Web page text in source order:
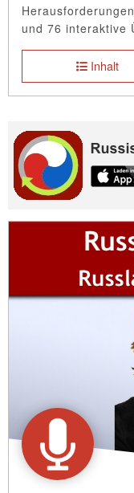
und 76 interaktive
Inhalt